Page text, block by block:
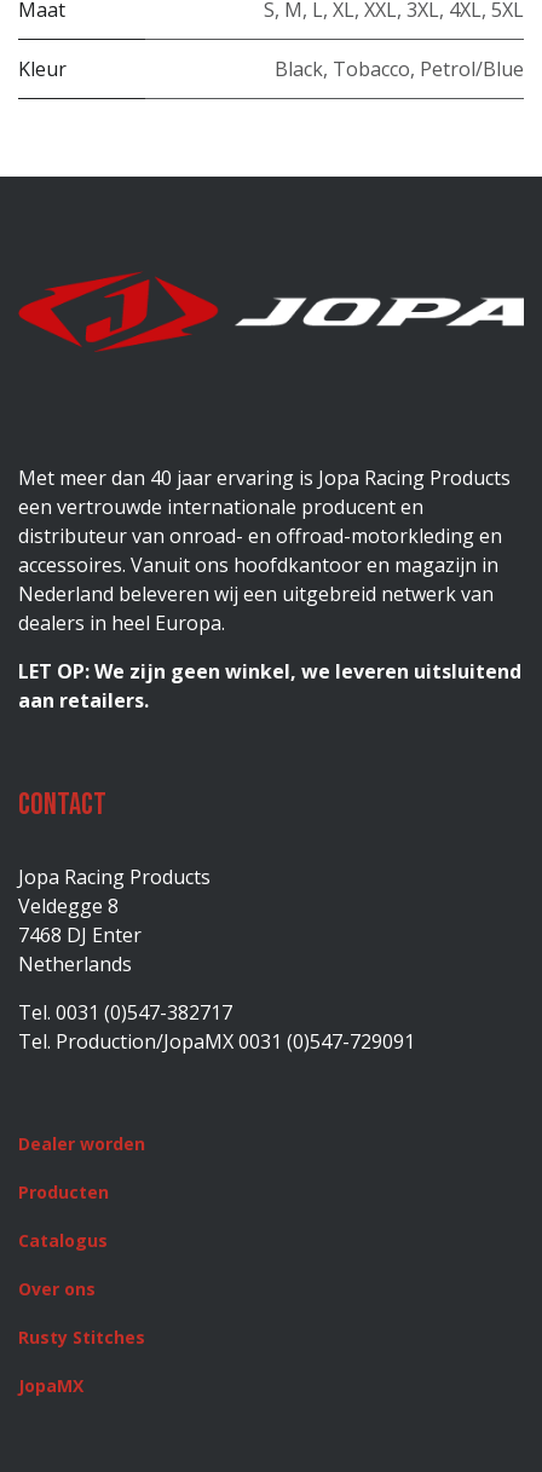
Maat S, M, L, XL, XXL, 3XL, 4XL, 5XL
Kleur Black, Tobacco, Petrol/Blue
Met meer dan 40 jaar ervaring is Jopa Racing Products
een vertrouwde internationale producent en
distributeur van onroad- en offroad-motorkleding en
accessoires. Vanuit ons hoofdkantoor en magazijn in
Nederland beleveren wij een uitgebreid netwerk van
dealers in heel Europa.
LET OP: We zijn geen winkel, we leveren uitsluitend
aan retailers.
Contact
Jopa Racing Products
Veldegge 8
7468 DJ Enter
Netherlands
Tel. 0031 (0)547-382717
Tel. Production/JopaMX 0031 (0)547-729091
Dealer worden
Producten
Catalogus
Over ons
Rusty Stitches
JopaMX